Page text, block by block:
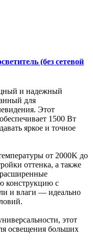
(без сетевой
и надежный
для
Этот
1500 Вт
яркое и точное
от 2000K до
оттенка, а также
конструкцию с
и влаги — идеально
этот
освещения больших